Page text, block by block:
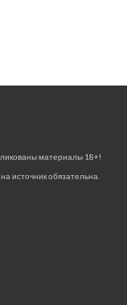
материалы 18+!
источник обязательна.